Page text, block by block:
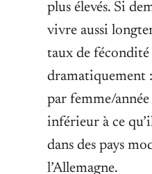
plus élevés. Si
vivre aussi
taux de
dramatiquement
par femme/
inférieur à ce
dans des pays
l’Allemagne.